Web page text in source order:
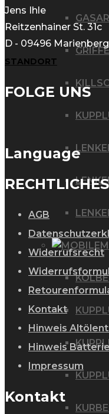
GRIFFE
Jens Ihle
Reitzenhainer St. 31c
D - 09496 Marienberg
STANDORT
FOLGE UNS
Language
RECHTLICHES
AGB
Widerrufsrecht
Kontakt
Hinweis
Hinweis
Impressum
Kontakt